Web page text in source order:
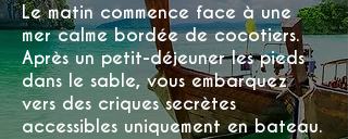
Le matin commence face à une
mer calme bordée de cocotiers.
Après un petit-déjeuner les pieds
dans le sable, vous embarquez
vers des criques secrètes
accessibles uniquement en bateau.